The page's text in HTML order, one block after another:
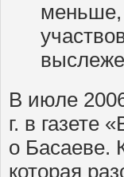
меньше,
В июле
г. в газете
о Басаеве.
которая